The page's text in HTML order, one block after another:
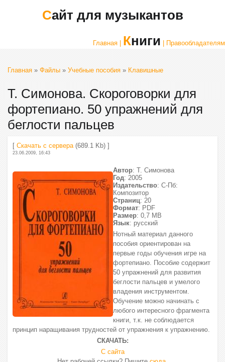
Сайт для музыкантов
Главная | Книги | Правообладателям
Главная » Файлы » Учебные пособия » Клавишные
Т. Симонова. Скороговорки для
фортепиано. 50 упражнений для
беглости пальцев
[ Скачать с сервера(689.1 Kb) ]
23.06.2009, 16:43
Автор: Т. Симонова
Год: 2005
Издательство: С-Пб:
Композитор
Страниц: 20
Формат: PDF
Размер: 0,7 МВ
Язык: русский
Нотный материал данного
пособия ориентирован на
первые годы обучения игре на
фортепиано. Пособие содержит
50 упражнений для развития
беглости пальцев и умелого
владения инструментом.
Обучение можно начинать с
любого интересного фрагмента
книги, т.к. не соблюдается
принцип наращивания трудностей от упражнения к упражнению.
СКАЧАТЬ:
С сайта